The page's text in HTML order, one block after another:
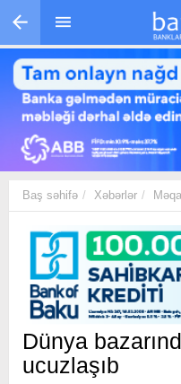
Skip to main content
Baş səhifə Xəbərlər
Dünya
ucuzlaşıb